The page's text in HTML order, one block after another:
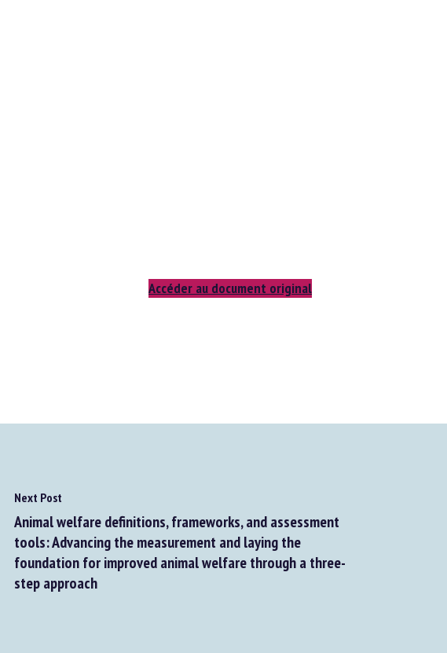
Accéder au document original
Next Post
Animal welfare definitions, frameworks, and assessment
tools: Advancing the measurement and laying the
foundation for improved animal welfare through a three-
step approach